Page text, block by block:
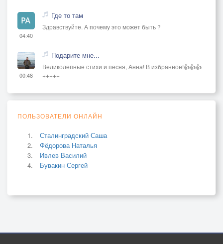
04:40
Где то там
Здравствуйте. А почему это может быть ?
00:48
Подарите мне...
Великолепные стихи и песня, Анна! В избранное!👍👍👍
+++++
ПОЛЬЗОВАТЕЛИ ОНЛАЙН
Сталинградский Саша
Фёдорова Наталья
Ивлев Василий
Бувакин Сергей